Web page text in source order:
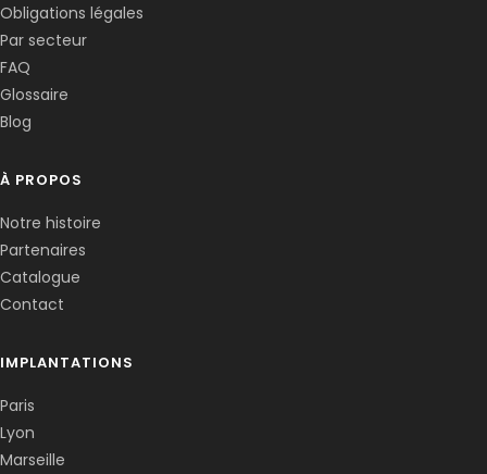
Obligations légales
Par secteur
FAQ
Glossaire
Blog
À PROPOS
Notre histoire
Partenaires
Catalogue
Contact
IMPLANTATIONS
Paris
Lyon
Marseille